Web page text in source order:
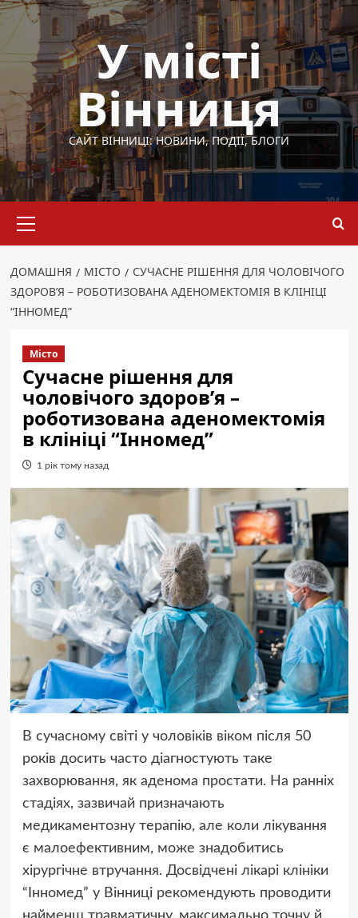
Перейти
до
вмісту
У місті
Вінниця
САЙТ ВІННИЦІ: НОВИНИ, ПОДІЇ, БЛОГИ
меню
ДОМАШНЯ МІСТО
СУЧАСНЕ РІШЕННЯ ДЛЯ ЧОЛОВІЧОГО
ЗДОРОВ’Я – РОБОТИЗОВАНА АДЕНОМЕКТОМІЯ В КЛІНІЦІ
“ІННОМЕД”
Місто
Сучасне рішення для
чоловічого здоров’я –
роботизована аденомектомія
в клініці “Інномед”
1 рік тому назад
В сучасному світі у чоловіків віком після 50
років досить часто діагностують таке
захворювання, як аденома простати. На ранніх
стадіях, зазвичай призначають
медикаментозну терапію, але коли лікування
є малоефективним, може знадобитись
хірургічне втручання. Досвідчені лікарі клініки
“Інномед” у Вінниці рекомендують проводити